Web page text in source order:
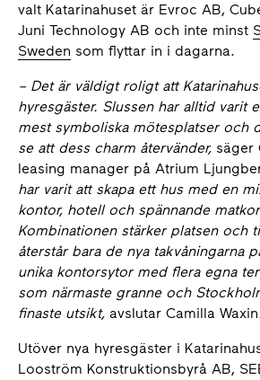
valt Katarinahuset är Evroc AB,
Juni Technology AB och inte minst
Sweden som flyttar in i dagarna.
– Det är väldigt roligt att
hyresgäster. Slussen har alltid varit
mest symboliska mötesplatser och
se att dess charm återvänder, säger
leasing manager på Atrium
har varit att skapa ett hus med en
kontor, hotell och spännande
Kombinationen stärker platsen och
återstår bara de nya takvåningarna
unika kontorsytor med flera egna
som närmaste granne och
finaste utsikt, avslutar Camilla Waxin
Utöver nya hyresgäster i
Looström Konstruktionsbyrå AB,